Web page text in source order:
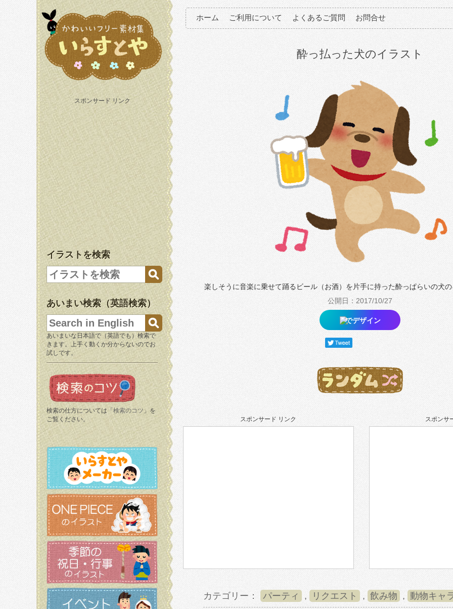
スポンサード リンク
イラストを検索
あいまい検索（英語検索）
あいまいな日本語で（英語でも）検索で
きます。上手く動くか分からないのでお
試しです。
検索の仕方については「 検索のコツ 」を
ご覧ください。
ホーム ご利用について よくあるご質問 お問合せ
酔っ払った犬のイラスト
楽しそうに音楽に乗せて踊るビール（お酒）を片手に持った酔っぱらいの犬
公開日：2017/10/27
でデザイン
スポンサード リンク スポンサ
カテゴリー： パーティ , リクエスト , 飲み物 , 動物キャ